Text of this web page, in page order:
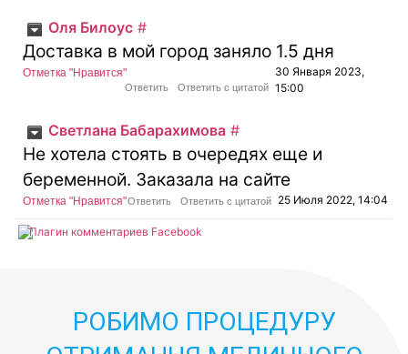
Оля Билоус #
Доставка в мой город заняло 1.5 дня
Отметка "Нравится"
Ответить Ответить с цитатой
30 Января 2023,
15:00
Светлана Бабарахимова #
Не хотела стоять в очередях еще и
беременной. Заказала на сайте
Отметка "Нравится"Ответить Ответить с цитатой 25 Июля 2022, 14:04
Плагин комментариев Facebook
РОБИМО ПРОЦЕДУРУ